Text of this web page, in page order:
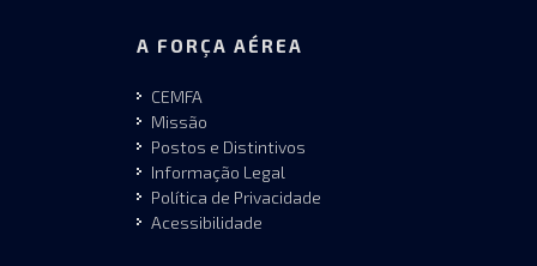
A FORÇA AÉREA
CEMFA
Missão
Postos e Distintivos
Informação Legal
Política de Privacidade
Acessibilidade